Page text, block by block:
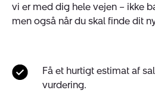
vi er med dig hele vejen – ikke
men også når du skal finde dit
Få et hurtigt estimat af
vurdering.